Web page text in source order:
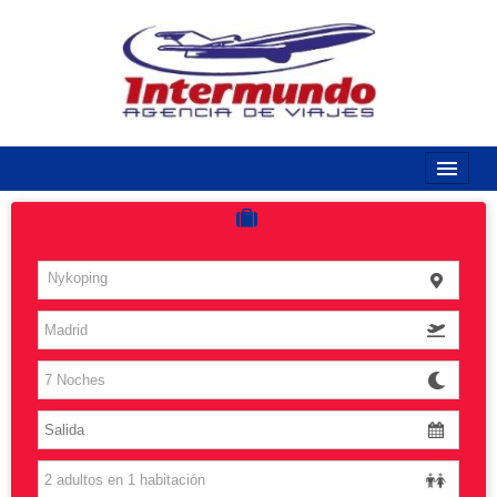
Costas
Vuelos
Islas
Caribe
Grandes Viajes
Nykoping